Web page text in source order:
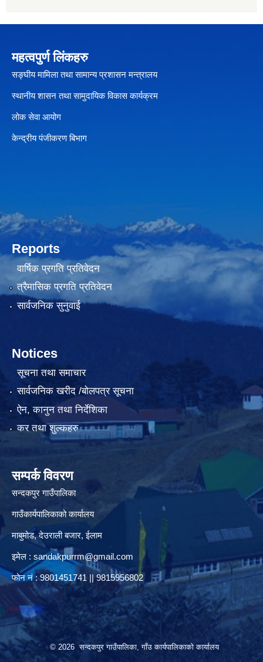
महत्वपुर्ण लिंकहरु
सङ्घीय मामिला तथा सामान्य प्रशासन मन्त्रालय
स्थानीय शासन तथा सामुदायिक विकास कार्यक्रम
लोक सेवा आयोग
केन्द्रीय पंजीकरण बिभाग
Reports
वार्षिक प्रगति प्रतिवेदन
त्रैमासिक प्रगति प्रतिवेदन
सार्वजनिक सुनुवाई
Notices
सूचना तथा समाचार
सार्वजनिक खरीद /बोलपत्र सूचना
ऐन, कानुन तथा निर्देशिका
कर तथा शुल्कहरु
सम्पर्क विवरण
सन्दकपुर गाउँपालिका
गाउँकार्यपालिकाको कार्यालय
माबुमोड, देउराली बजार, ईलाम
इमेल : sandakpurrm@gmail.com
फोन नं : 9801451741 || 9815956802
© 2026 सन्दकपुर गाउँपालिका, गाँउ कार्यपालिकाको कार्यालय